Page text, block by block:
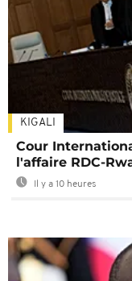
KIGALI
Cour
l'affaire RDC-
Il y a 10 heures